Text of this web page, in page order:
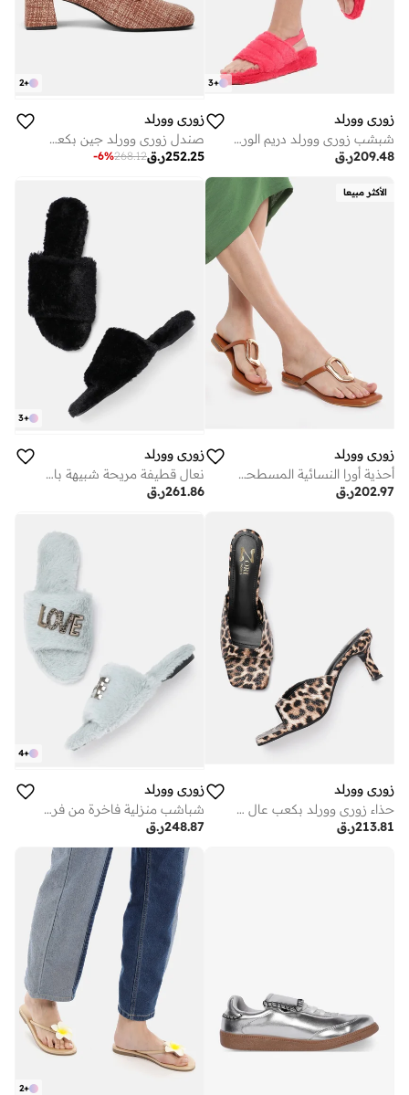
+
3
زوري وورلد
شبشب زوري وورلد دريم الوردي للنساء - مقاس 1.75 بوصة
ر.ق209.48
+
2
زوري وورلد
صندل زوري وورلد جين بكعب بني . سم نعل مطاطي
ر.ق252.25
268.12
-6%
الأكثر مبيعا
زوري وورلد
أحذية أورا النسائية المسطحة المفتوحة من الأمام للاستخدام اليومي مع راحة مبطنة
ر.ق202.97
+
3
زوري وورلد
نعال قطيفة مريحة شبيهة بالسحاب بلون أسود من الفرو الصناعي النباتي
ر.ق261.86
زوري وورلد
حذاء زوري وورلد بكعب عالٍ بنقشة جلد الفهد للنساء، مصنوع من الجلد النباتي، مقاس 3 بوصات
ر.ق213.81
+
4
زوري وورلد
شباشب منزلية فاخرة من فرو نباتي ناعم بتصميم قلب
ر.ق248.87
+
2